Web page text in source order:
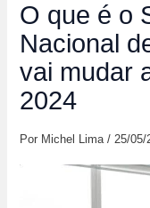
O que é o
Nacional
vai mudar
2024
Por Michel Lima/25/